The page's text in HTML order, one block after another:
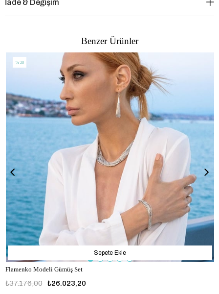
İade & Değişim
Benzer Ürünler
Flamenko Modeli Gümüş Set
₺26.023,20
₺37.176,00
Sepete Ekle
%30